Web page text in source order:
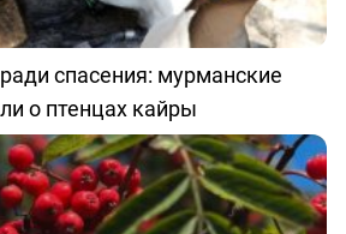
спасения: мурманские
о птенцах кайры